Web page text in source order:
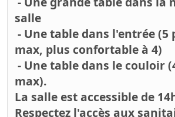
salle
- Une table dans l'entrée (5
max, plus confortable à 4)
- Une table dans le couloir
max).
La salle est accessible de
Respectez l'accès aux